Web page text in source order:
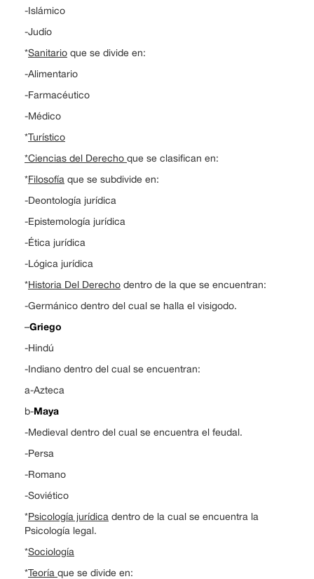
-Islámico
-Judío
*Sanitario que se divide en:
-Alimentario
-Farmacéutico
-Médico
*Turístico
*Ciencias del Derecho que se clasifican en:
*Filosofía que se subdivide en:
-Deontología jurídica
-Epistemología jurídica
-Ética jurídica
-Lógica jurídica
*Historia Del Derecho dentro de la que se encuentran:
-Germánico dentro del cual se halla el visigodo.
–Griego
-Hindú
-Indiano dentro del cual se encuentran:
a-Azteca
b-Maya
-Medieval dentro del cual se encuentra el feudal.
-Persa
-Romano
-Soviético
*Psicología jurídica dentro de la cual se encuentra la
Psicología legal.
*Sociología
*Teoría que se divide en: